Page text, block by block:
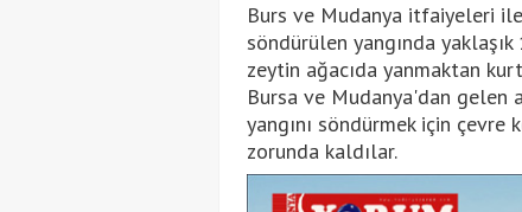
Burs ve Mudanya itfaiyeleri
söndürülen yangında
zeytin ağacıda yanmaktan
Bursa ve Mudanya'dan gelen
yangını söndürmek için
zorunda kaldılar.